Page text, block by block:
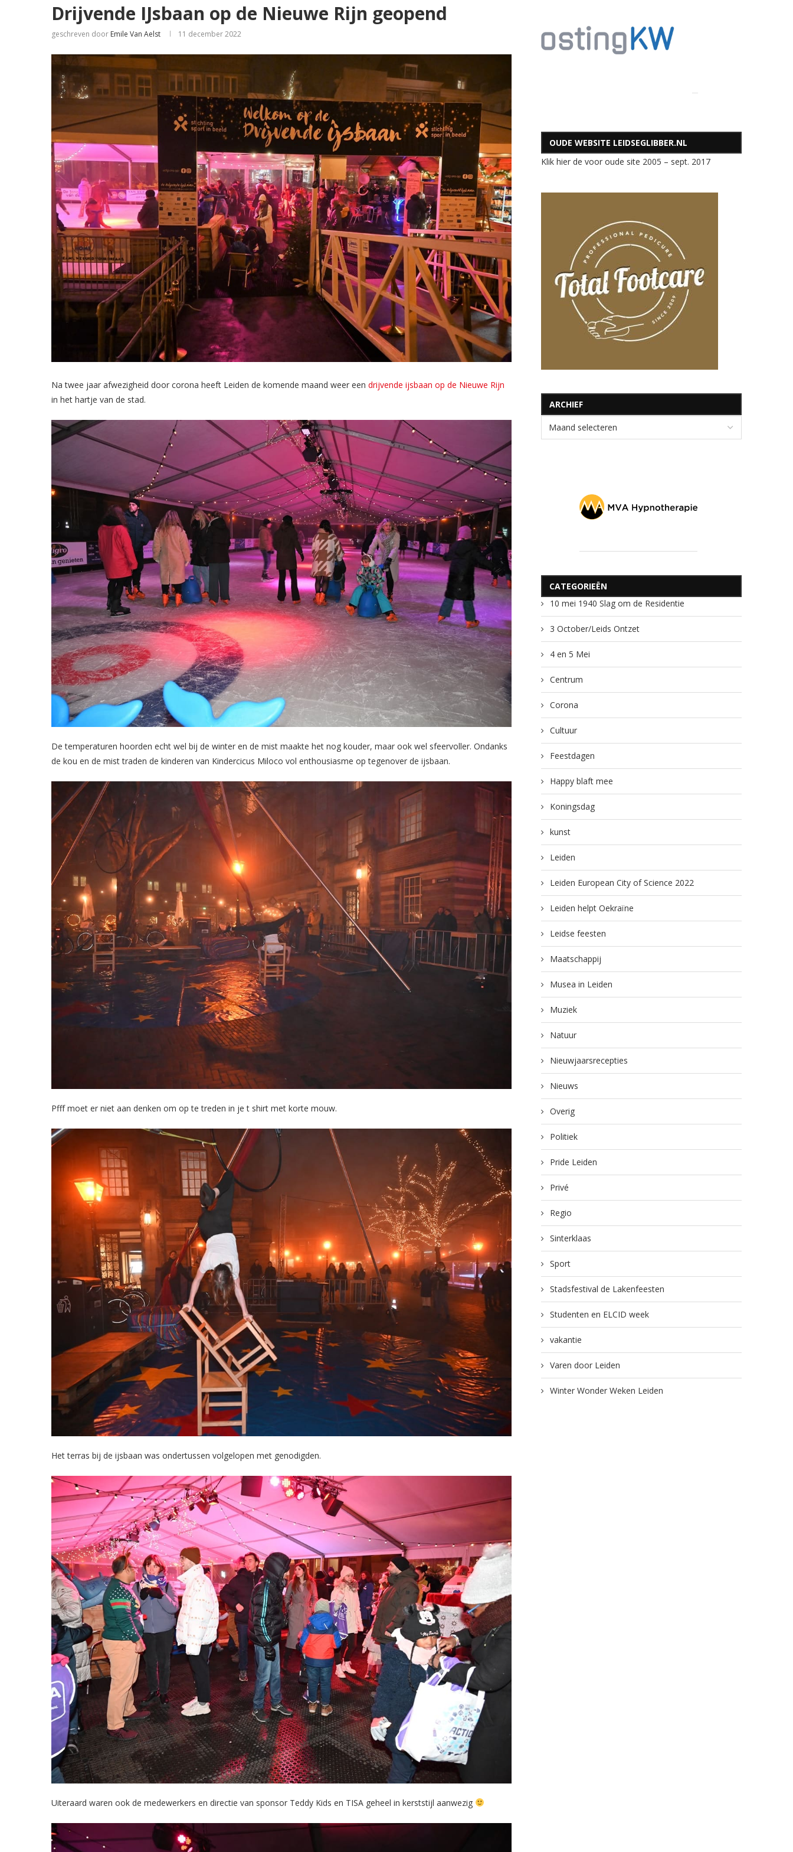
Drijvende IJsbaan op de Nieuwe Rijn geopend
geschreven door Emile Van Aelst 11 december 2022
Na twee jaar afwezigheid door corona heeft Leiden de komende maand weer een drijvende ijsbaan op de Nieuwe Rijn
in het hartje van de stad.
De temperaturen hoorden echt wel bij de winter en de mist maakte het nog kouder, maar ook wel sfeervoller. Ondanks
de kou en de mist traden de kinderen van Kindercicus Miloco vol enthousiasme op tegenover de ijsbaan.
Pfff moet er niet aan denken om op te treden in je t shirt met korte mouw.
Het terras bij de ijsbaan was ondertussen volgelopen met genodigden.
Uiteraard waren ook de medewerkers en directie van sponsor Teddy Kids en TISA geheel in kerststijl aanwezig
OUDE WEBSITE LEIDSEGLIBBER.NL
Klik hier de voor oude site 2005 – sept. 2017
ARCHIEF
CATEGORIEËN
10 mei 1940 Slag om de Residentie
3 October/Leids Ontzet
4 en 5 Mei
Centrum
Corona
Cultuur
Feestdagen
Happy blaft mee
Koningsdag
kunst
Leiden
Leiden European City of Science 2022
Leiden helpt Oekraïne
Leidse feesten
Maatschappij
Musea in Leiden
Muziek
Natuur
Nieuwjaarsrecepties
Nieuws
Overig
Politiek
Pride Leiden
Privé
Regio
Sinterklaas
Sport
Stadsfestival de Lakenfeesten
Studenten en ELCID week
vakantie
Varen door Leiden
Winter Wonder Weken Leiden